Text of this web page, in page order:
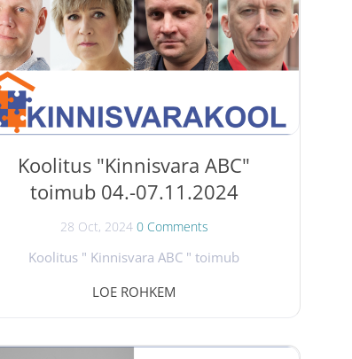
Koolitus "Kinnisvara ABC"
toimub 04.-07.11.2024
28 Oct, 2024 0 Comments
Koolitus " Kinnisvara ABC " toimub
annavad kinnisvaravaldkonnast ülevaate Tõnu
LOE ROHKEM